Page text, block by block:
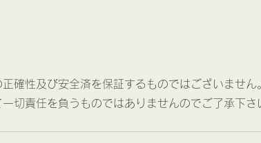
確性及び安全済を保証するものではございません
切責任を負うものではありませんのでご了承下さ